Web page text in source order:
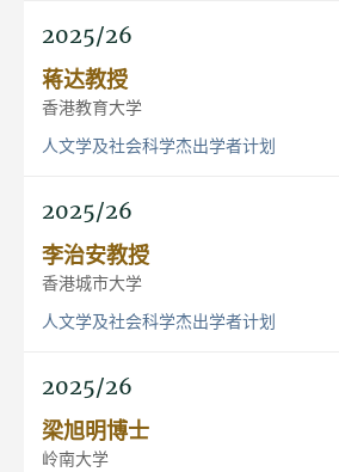
2025/26
蒋达教授
香港教育大学
人文学及社会科学杰出学者计划
2025/26
李治安教授
香港城市大学
人文学及社会科学杰出学者计划
2025/26
梁旭明博士
岭南大学